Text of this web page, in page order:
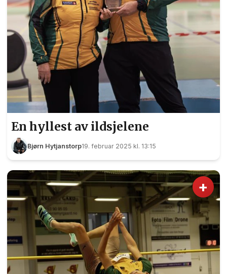
En hyllest av ildsjelene
Bjørn Hytjanstorp19. februar 2025 kl. 13:15
+